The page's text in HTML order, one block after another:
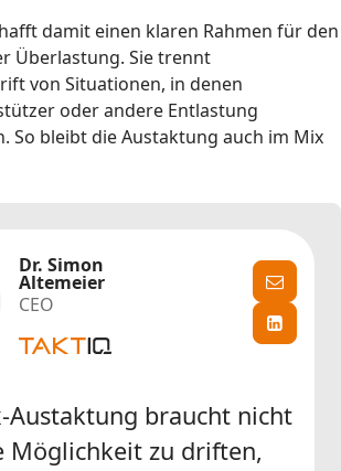
damit einen klaren Rahmen für den
Überlastung. Sie trennt
von Situationen, in denen
oder andere Entlastung
So bleibt die Austaktung auch im Mix
Dr. Simon
Altemeier
CEO
Austaktung braucht nicht
Möglichkeit zu driften,